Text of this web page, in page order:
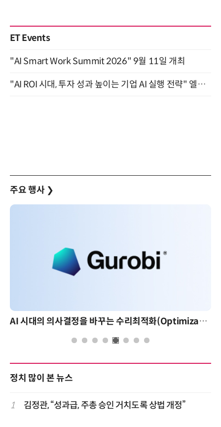
ET Events
"AI Smart Work Summit 2026" 9월 11일 개최
"AI ROI 시대, 투자 성과 높이는 기업 AI 실행 전략" 엘타워 6층 (9월 18일)
주요 행사 ❯
AI 시대의 의사결정을 바꾸는 수리최적화(Optimization): 실제 산업 적용 사례와 활용 전략
정치 많이 본 뉴스
1 김정관, “성과급, 주총 승인 거치도록 상법 개정”